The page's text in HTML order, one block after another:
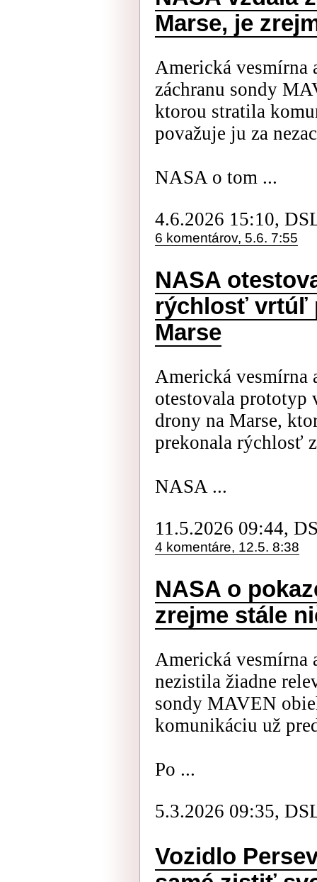
Marse, je
Americká vesmírna
záchranu sondy
ktorou stratila
považuje ju za
NASA o tom ...
4.6.2026 15:10,
6 komentárov, 5.6. 7:55
NASA
rýchlosť vrtúľ
Marse
Americká vesmírna
otestovala prototyp
drony na Marse,
prekonala rýchlosť
NASA ...
11.5.2026 09:44,
4 komentáre, 12.5. 8:38
NASA o
zrejme stále
Americká vesmírna
nezistila žiadne
sondy MAVEN
komunikáciu už
Po ...
5.3.2026 09:35,
Vozidlo